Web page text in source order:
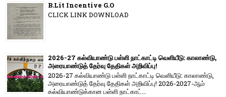
B.Lit Incentive G.O
CLICK LINK DOWNLOAD
2026-27 கல்வியாண்டு பள்ளி நாட்காட்டி வெளியீடு: காலாண்டு,
அரையாண்டுத் தேர்வு தேதிகள் அறிவிப்பு!
2026-27 கல்வியாண்டு பள்ளி நாட்காட்டி வெளியீடு: காலாண்டு,
அரையாண்டுத் தேர்வு தேதிகள் அறிவிப்பு! 2026-2027-ஆம்
கல்வியாண்டுக்கான பள்ளி நாட்காட்...